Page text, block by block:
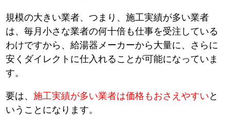
規模の大きい業者、つまり、施工実績が多い業者
は、毎月小さな業者の何十倍も仕事を受注している
わけですから、給湯器メーカーから大量に、さらに
安くダイレクトに仕入れることが可能になっていま
す。
要は、施工実績が多い業者は価格もおさえやすい と
いうことになります。